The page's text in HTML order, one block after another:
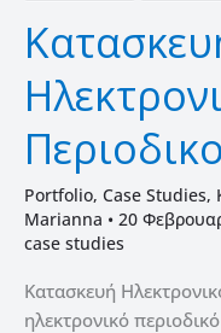
Portfolio, Case Studies,
Marianna • 20
case studies
Κατασκευή
ηλεκτρονικό